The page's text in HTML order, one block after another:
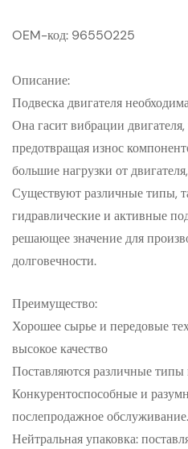
OEM-код: 96550225
Описание:
Подвеска двигателя
Она гасит вибрации
предотвращая износ
большие нагрузки от
Существуют различные типы,
гидравлические и активные
решающее значение для
долговечности.
Преимущество:
Хорошее сырье и передовые
высокое качество
Поставляются различные
Конкурентоспособные и
послепродажное обслуживание.
Нейтральная упаковка: